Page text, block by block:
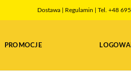
Dostawa Regulamin | Tel. +48
PROMOCJE